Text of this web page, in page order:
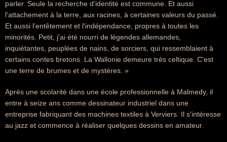
parler. Seule la recherche d'identité est commune. Et aussi
l'attachement à la terre, aux racines, à certaines valeurs du passé.
Et aussi l'entêtement et l'indépendance, propres à toutes les
minorités. Petit, j'ai été nourri de légendes allemandes,
inquiétantes, peuplées de nains, de sorciers, qui ressemblaient à
certains contes bretons. La Wallonie demeure très celtique. C'est
une terre de brumes et de mystères. »
Après une scolarité dans une école professionnelle à Malmedy, il
entre à seize ans comme dessinateur industriel dans une
entreprise fabriquant des machines textiles à Verviers. Il s'intéresse
au jazz et commence à réaliser quelques dessins en amateur.